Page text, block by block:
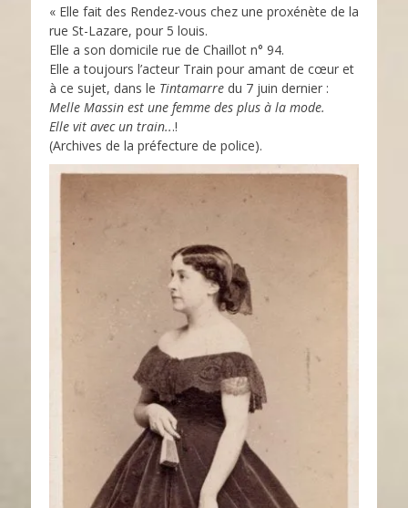
« Elle fait des Rendez-vous chez une proxénète de la
rue St-Lazare, pour 5 louis.
Elle a son domicile rue de Chaillot n° 94.
Elle a toujours l’acteur Train pour amant de cœur et
à ce sujet, dans le Tintamarre du 7 juin dernier :
Melle Massin est une femme des plus à la mode.
Elle vit avec un train...!
(Archives de la préfecture de police).